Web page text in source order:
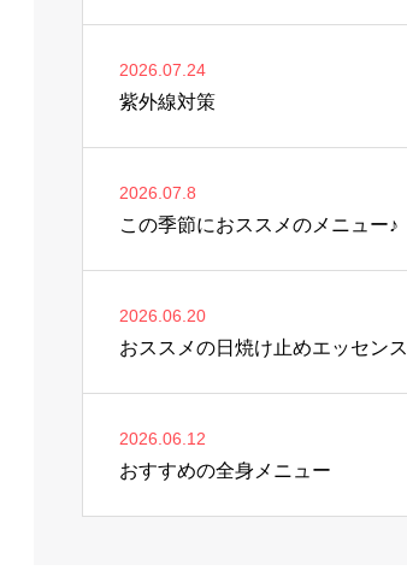
2026.07.24
紫外線対策
2026.07.8
この季節におススメのメニュー♪
2026.06.20
おススメの日焼け止めエッセンス
2026.06.12
おすすめの全身メニュー